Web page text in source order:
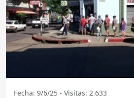
Fecha: 9/6/25 - Visitas: 2.633